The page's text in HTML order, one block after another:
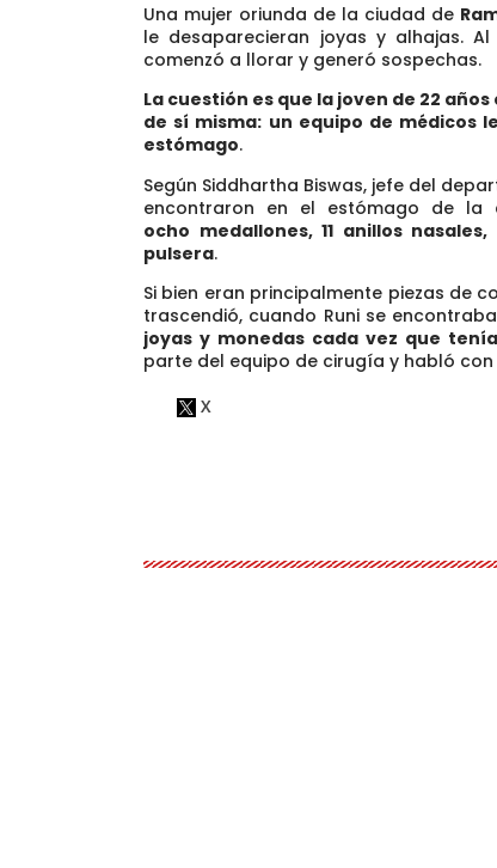
Una mujer oriunda de la ciudad de
le desaparecieran joyas y alhajas.
comenzó a llorar y generó sospechas.
La cuestión es que la joven de 22
de sí misma: un equipo de médicos
estómago.
Según Siddhartha Biswas, jefe del
encontraron en el estómago de la
ocho medallones, 11 anillos
pulsera.
Si bien eran principalmente piezas de
trascendió, cuando Runi se
joyas y monedas cada vez que
parte del equipo de cirugía y habló con